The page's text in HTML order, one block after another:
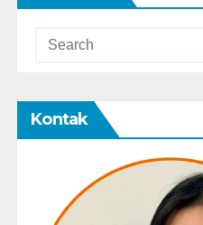
Kontak